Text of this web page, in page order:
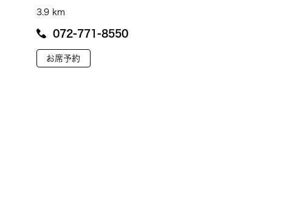
3.9 km
072-771-8550
お席予約